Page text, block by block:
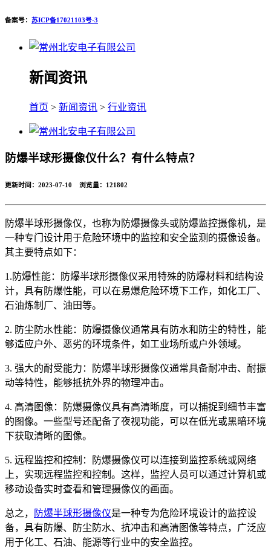
备案号： 苏ICP备17021103号-3
新闻资讯
首页 > 新闻资讯 > 行业资讯
防爆半球形摄像仪什么？有什么特点？
更新时间：2023-07-10 浏览量： 121802
防爆半球形摄像仪，也称为防爆摄像头或防爆监控摄像机，是
一种专门设计用于危险环境中的监控和安全监测的摄像设备。
其主要特点如下：
1.防爆性能：防爆半球形摄像仪采用特殊的防爆材料和结构设
计，具有防爆性能，可以在易爆危险环境下工作，如化工厂、
石油炼制厂、油田等。
2. 防尘防水性能：防爆摄像仪通常具有防水和防尘的特性，能
够适应户外、恶劣的环境条件，如工业场所或户外领域。
3. 强大的耐受能力：防爆半球形摄像仪通常具备耐冲击、耐振
动等特性，能够抵抗外界的物理冲击。
4. 高清图像：防爆摄像仪具有高清晰度，可以捕捉到细节丰富
的图像。一些型号还配备了夜视功能，可以在低光或黑暗环境
下获取清晰的图像。
5. 远程监控和控制：防爆摄像仪可以连接到监控系统或网络
上，实现远程监控和控制。这样，监控人员可以通过计算机或
移动设备实时查看和管理摄像仪的画面。
总之， 防爆半球形摄像仪是一种专为危险环境设计的监控设
备，具有防爆、防尘防水、抗冲击和高清图像等特点，广泛应
用于化工、石油、能源等行业中的安全监控。